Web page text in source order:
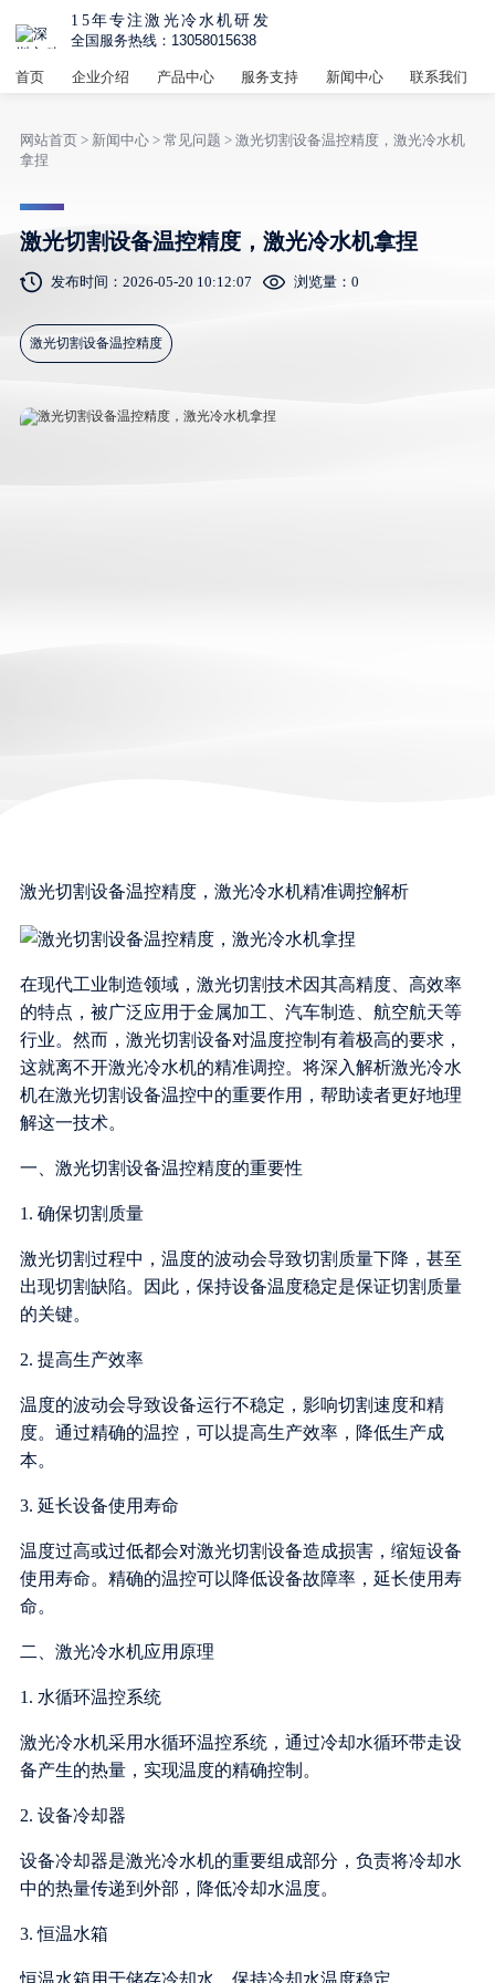
15年专注激光冷水机研发
全国服务热线：13058015638
首页 企业介绍 产品中心 服务支持 新闻中心 联系我们
网站首页> 新闻中心> 常见问题 > 激光切割设备温控精度，激光冷水机
拿捏
激光切割设备温控精度，激光冷水机拿捏
发布时间：2026-05-20 10:12:07 浏览量： 0
激光切割设备温控精度
激光切割设备温控精度，激光冷水机精准调控解析
在现代工业制造领域，激光切割技术因其高精度、高效率
的特点，被广泛应用于金属加工、汽车制造、航空航天等
行业。然而，激光切割设备对温度控制有着极高的要求，
这就离不开激光冷水机的精准调控。将深入解析激光冷水
机在激光切割设备温控中的重要作用，帮助读者更好地理
解这一技术。
一、激光切割设备温控精度的重要性
1. 确保切割质量
激光切割过程中，温度的波动会导致切割质量下降，甚至
出现切割缺陷。因此，保持设备温度稳定是保证切割质量
的关键。
2. 提高生产效率
温度的波动会导致设备运行不稳定，影响切割速度和精
度。通过精确的温控，可以提高生产效率，降低生产成
本。
3. 延长设备使用寿命
温度过高或过低都会对激光切割设备造成损害，缩短设备
使用寿命。精确的温控可以降低设备故障率，延长使用寿
命。
二、激光冷水机应用原理
1. 水循环温控系统
激光冷水机采用水循环温控系统，通过冷却水循环带走设
备产生的热量，实现温度的精确控制。
2. 设备冷却器
设备冷却器是激光冷水机的重要组成部分，负责将冷却水
中的热量传递到外部，降低冷却水温度。
3. 恒温水箱
恒温水箱用于储存冷却水，保持冷却水温度稳定。